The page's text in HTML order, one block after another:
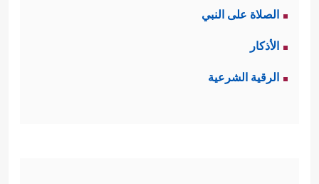
الصلاة على النبي
الأذكار
الرقية الشرعية